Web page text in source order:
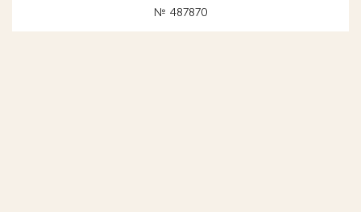
№ 487870